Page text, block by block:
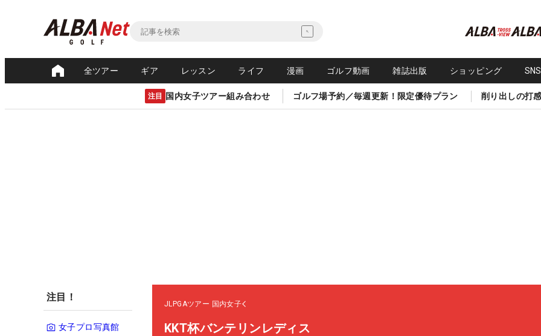
全ツアー ギア レッスン ライフ 漫画 ゴルフ動画 雑誌出版 ショッピング
注目 国内女子ツアー組み合わせ ゴルフ場予約／毎週更新！限定優待プラン 削り出しの打
注目！
女子プロ写真館
JLPGAツアー 国内女子
KKT杯バンテリンレディス